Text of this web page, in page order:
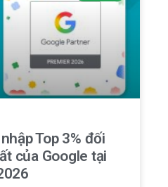
Top 3% đối
của Google tại